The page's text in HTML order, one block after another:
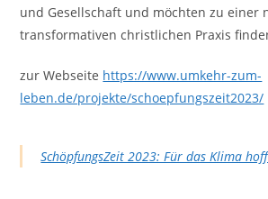
und Gesellschaft und möchten zu einer
transformativen christlichen Praxis
zur Webseite https://www.umkehr-zum-
leben.de/projekte/schoepfungszeit2023/
SchöpfungsZeit 2023: Für das Klima